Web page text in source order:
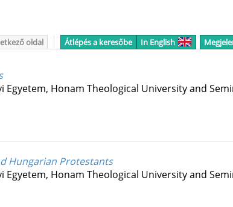
oldal Átlépés a keresőbe In English
Egyetem, Honam Theological University and
Hungarian Protestants
Egyetem, Honam Theological University and